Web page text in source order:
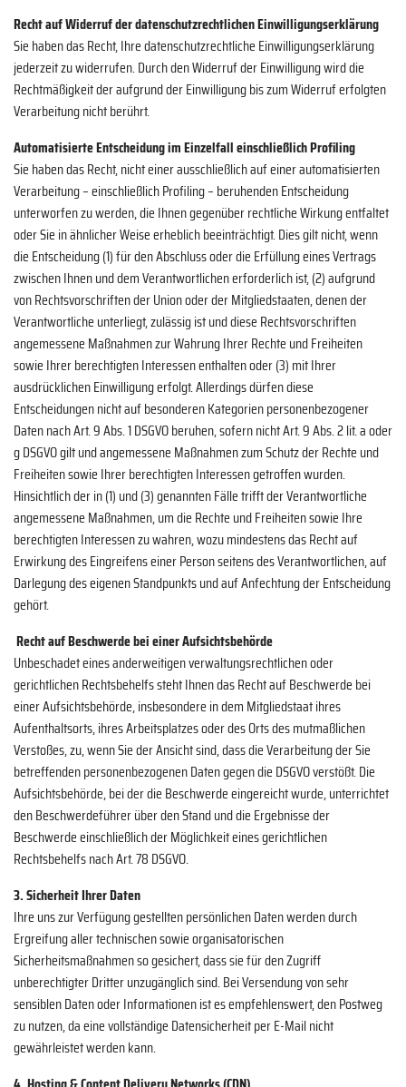
Recht auf Widerruf der datenschutzrechtlichen Einwilligungserklärung
Sie haben das Recht, Ihre datenschutzrechtliche Einwilligungserklärung
jederzeit zu widerrufen. Durch den Widerruf der Einwilligung wird die
Rechtmäßigkeit der aufgrund der Einwilligung bis zum Widerruf erfolgten
Verarbeitung nicht berührt.
Automatisierte Entscheidung im Einzelfall einschließlich Profiling
Sie haben das Recht, nicht einer ausschließlich auf einer automatisierten
Verarbeitung – einschließlich Profiling – beruhenden Entscheidung
unterworfen zu werden, die Ihnen gegenüber rechtliche Wirkung entfaltet
oder Sie in ähnlicher Weise erheblich beeinträchtigt. Dies gilt nicht, wenn
die Entscheidung (1) für den Abschluss oder die Erfüllung eines Vertrags
zwischen Ihnen und dem Verantwortlichen erforderlich ist, (2) aufgrund
von Rechtsvorschriften der Union oder der Mitgliedstaaten, denen der
Verantwortliche unterliegt, zulässig ist und diese Rechtsvorschriften
angemessene Maßnahmen zur Wahrung Ihrer Rechte und Freiheiten
sowie Ihrer berechtigten Interessen enthalten oder (3) mit Ihrer
ausdrücklichen Einwilligung erfolgt. Allerdings dürfen diese
Entscheidungen nicht auf besonderen Kategorien personenbezogener
Daten nach Art. 9 Abs. 1 DSGVO beruhen, sofern nicht Art. 9 Abs. 2 lit. a oder
g DSGVO gilt und angemessene Maßnahmen zum Schutz der Rechte und
Freiheiten sowie Ihrer berechtigten Interessen getroffen wurden.
Hinsichtlich der in (1) und (3) genannten Fälle trifft der Verantwortliche
angemessene Maßnahmen, um die Rechte und Freiheiten sowie Ihre
berechtigten Interessen zu wahren, wozu mindestens das Recht auf
Erwirkung des Eingreifens einer Person seitens des Verantwortlichen, auf
Darlegung des eigenen Standpunkts und auf Anfechtung der Entscheidung
gehört.
Recht auf Beschwerde bei einer Aufsichtsbehörde
Unbeschadet eines anderweitigen verwaltungsrechtlichen oder
gerichtlichen Rechtsbehelfs steht Ihnen das Recht auf Beschwerde bei
einer Aufsichtsbehörde, insbesondere in dem Mitgliedstaat ihres
Aufenthaltsorts, ihres Arbeitsplatzes oder des Orts des mutmaßlichen
Verstoßes, zu, wenn Sie der Ansicht sind, dass die Verarbeitung der Sie
betreffenden personenbezogenen Daten gegen die DSGVO verstößt. Die
Aufsichtsbehörde, bei der die Beschwerde eingereicht wurde, unterrichtet
den Beschwerdeführer über den Stand und die Ergebnisse der
Beschwerde einschließlich der Möglichkeit eines gerichtlichen
Rechtsbehelfs nach Art. 78 DSGVO.
3. Sicherheit Ihrer Daten
Ihre uns zur Verfügung gestellten persönlichen Daten werden durch
Ergreifung aller technischen sowie organisatorischen
Sicherheitsmaßnahmen so gesichert, dass sie für den Zugriff
unberechtigter Dritter unzugänglich sind. Bei Versendung von sehr
sensiblen Daten oder Informationen ist es empfehlenswert, den Postweg
zu nutzen, da eine vollständige Datensicherheit per E-Mail nicht
gewährleistet werden kann.